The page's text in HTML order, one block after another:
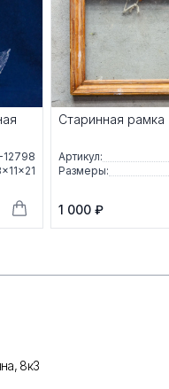
Старинная рамка
Артикул:
Размеры:
1 000 ₽
8к3